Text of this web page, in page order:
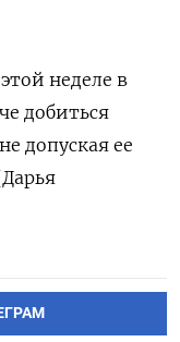
неделе в
добиться
допуская ее